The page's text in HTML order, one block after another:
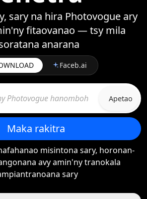
sary na hira Photovogue ary
fitaovanao — tsy mila
anarana
Faceb.ai
Apetao
Maka rakitra
misintona sary, horonan-
avy amin'ny tranokala
sary